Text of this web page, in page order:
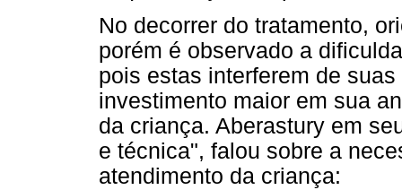
No decorrer do tratamento,
porém é observado a
pois estas interferem de
investimento maior em sua
da criança. Aberastury em
e técnica", falou sobre a
atendimento da criança: